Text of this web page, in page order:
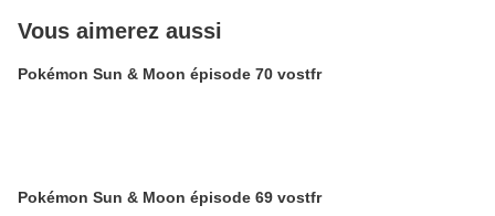
Vous aimerez aussi
Pokémon Sun & Moon épisode 70 vostfr
Pokémon Sun & Moon épisode 69 vostfr